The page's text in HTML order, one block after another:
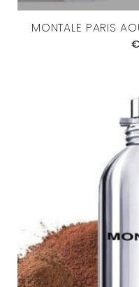
MONTALE PARIS
€